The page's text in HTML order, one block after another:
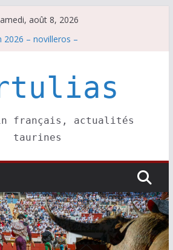
août 8, 2026
2026 – matadors de toros-
2026 – novilleros –
du vendredi 7 août
français, actualités
taurines